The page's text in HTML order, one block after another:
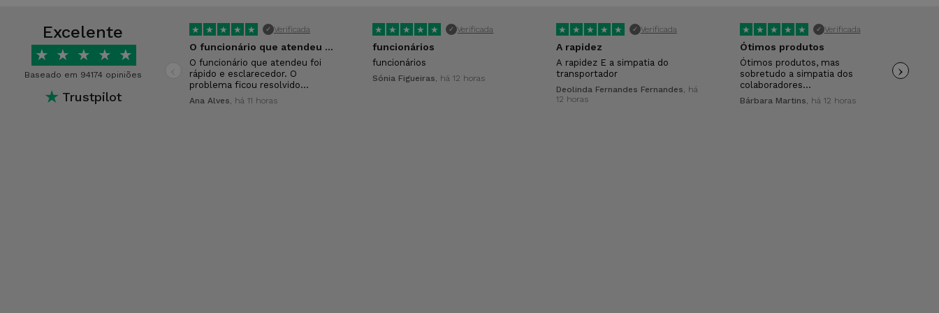
Excelente
★ ★ ★ ★ ★
Baseado em 94174 opiniões
★ Trustpilot
★ ★ ★ ★ ★ ✓ Verificada
O funcionário que atendeu foi excelente!
O funcionário que atendeu foi
rápido e esclarecedor. O
problema ficou resolvido…
Ana Alves, há 11 horas
★ ★ ★ ★ ★ ✓ Verificada
funcionários
funcionários
Sónia Figueiras, há 12 horas
★ ★ ★ ★ ★ ✓ Verificada
A rapidez
A rapidez E a simpatia do
transportador
Deolinda Fernandes Fernandes, há
12 horas
★ ★ ★ ★ ★ ✓ Verificada
Ótimos produtos
Ótimos produtos, mas
sobretudo a simpatia dos
colaboradores…
Bárbara Martins, há 12 horas
›